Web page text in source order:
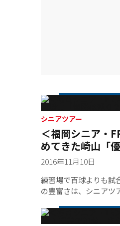
シニアツアー
＜福岡シニア・
めてきた崎山「
ておきます」
2016年11月10日
練習場で百球よりも試
の豊富さは、シニアツ